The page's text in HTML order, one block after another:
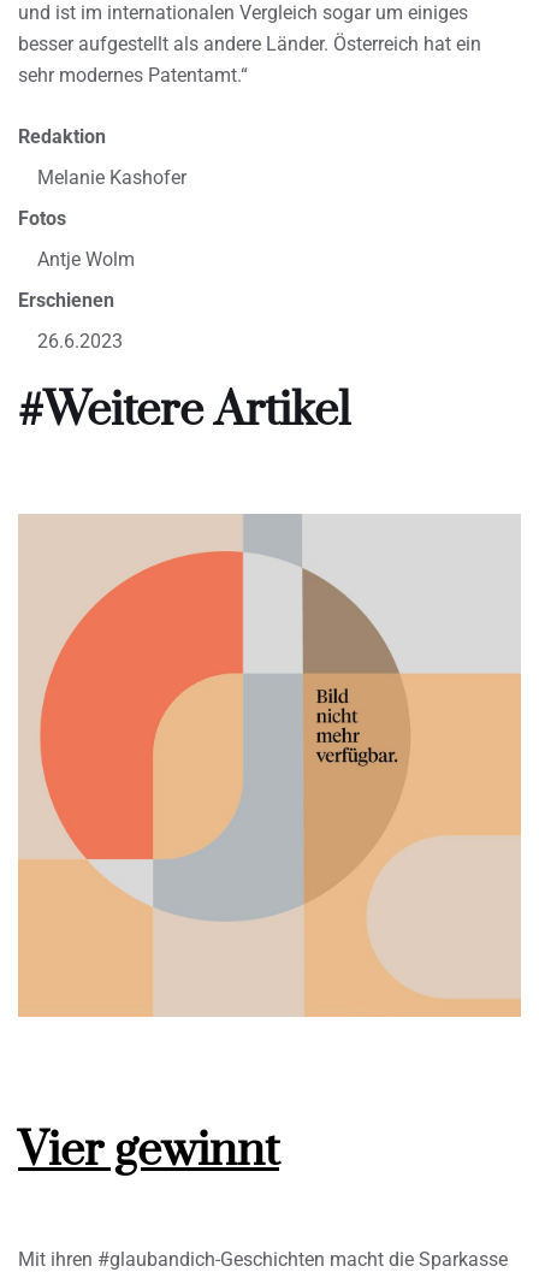
und ist im internationalen Vergleich sogar um einiges
besser aufgestellt als andere Länder. Österreich hat ein
sehr modernes Patentamt.“
Redaktion
Melanie Kashofer
Fotos
Antje Wolm
Erschienen
26.6.2023
#Weitere Artikel
Vier gewinnt
Mit ihren #glaubandich-Geschichten macht die Sparkasse